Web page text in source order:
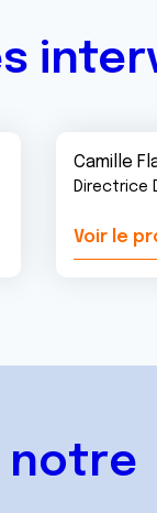
Camille
Directrice
Voir le
notre